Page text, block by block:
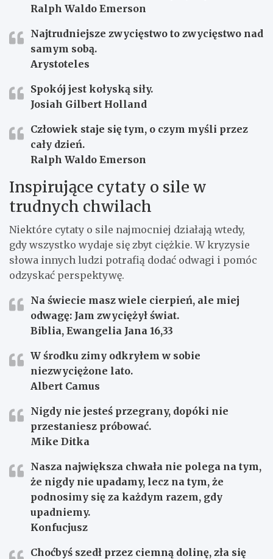
Ralph Waldo Emerson
Najtrudniejsze zwycięstwo to zwycięstwo nad
samym sobą.
Arystoteles
Spokój jest kołyską siły.
Josiah Gilbert Holland
Człowiek staje się tym, o czym myśli przez
cały dzień.
Ralph Waldo Emerson
Inspirujące cytaty o sile w
trudnych chwilach
Niektóre cytaty o sile najmocniej działają wtedy,
gdy wszystko wydaje się zbyt ciężkie. W kryzysie
słowa innych ludzi potrafią dodać odwagi i pomóc
odzyskać perspektywę.
Na świecie masz wiele cierpień, ale miej
odwagę: Jam zwyciężył świat.
Biblia, Ewangelia Jana 16,33
W środku zimy odkryłem w sobie
niezwyciężone lato.
Albert Camus
Nigdy nie jesteś przegrany, dopóki nie
przestaniesz próbować.
Mike Ditka
Nasza największa chwała nie polega na tym,
że nigdy nie upadamy, lecz na tym, że
podnosimy się za każdym razem, gdy
upadniemy.
Konfucjusz
Choćbyś szedł przez ciemną dolinę, zła się